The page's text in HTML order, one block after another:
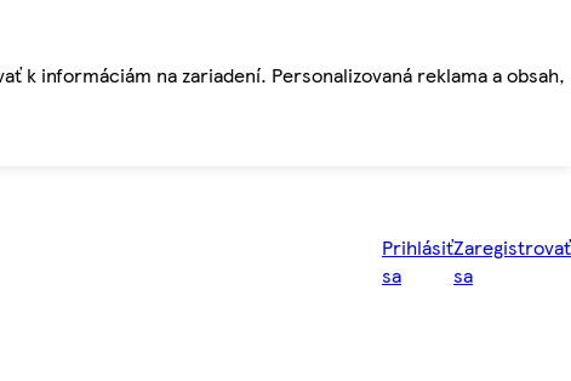
k informáciám na zariadení. Personalizovaná reklama a obsah,
Prihlásiť
sa
Zaregistrovať
sa